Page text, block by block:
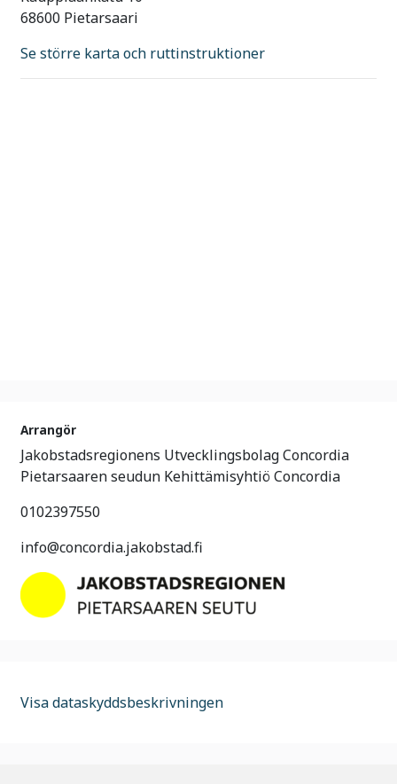
68600 Pietarsaari
Se större karta och ruttinstruktioner
Arrangör
Jakobstadsregionens Utvecklingsbolag Concordia
Pietarsaaren seudun Kehittämisyhtiö Concordia
0102397550
info@concordia.jakobstad.fi
Visa dataskyddsbeskrivningen